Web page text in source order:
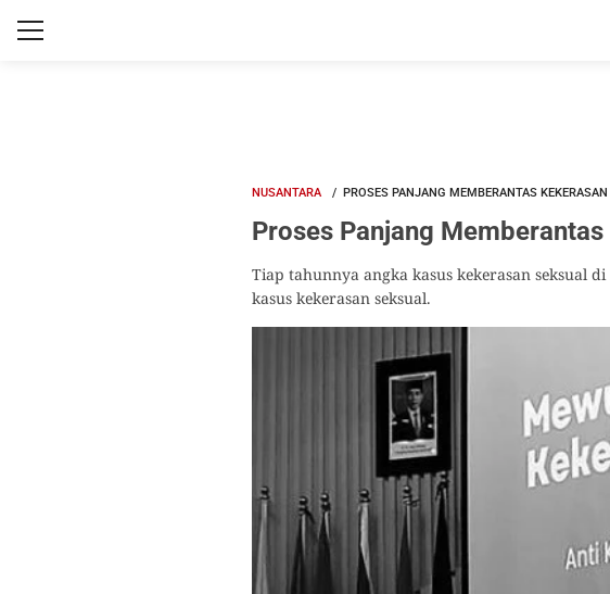
NUSANTARA PROSES PANJANG MEMBERANTAS
Proses Panjang
Tiap tahunnya angka kasus kekerasan seksual
kasus kekerasan seksual.